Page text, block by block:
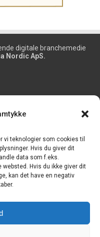
vi teknologier som cookies til
Hvis du giver dit
data som f.eks.
Hvis du ikke giver dit
kan det have en negativ
digitale branchemedie
Nordic ApS.